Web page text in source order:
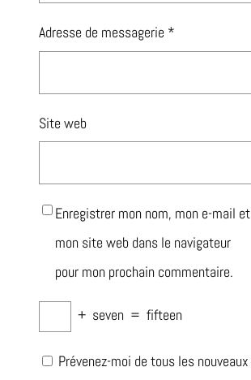
Adresse de messagerie *
Site web
Enregistrer mon nom, mon e-mail et
mon site web dans le navigateur
pour mon prochain commentaire.
+ seven = fifteen
Prévenez-moi de tous les nouveaux